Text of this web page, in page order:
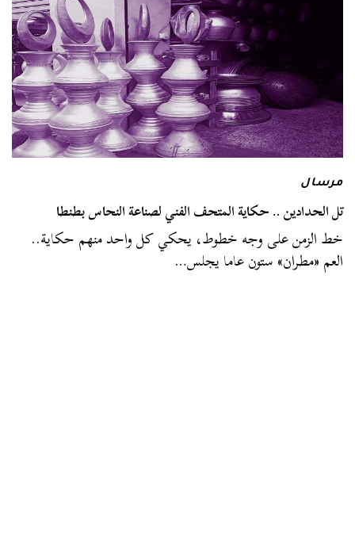
مرسال
تل الحدادين .. حكاية المتحف الفني لصناعة النحاس بطنطا
خط الزمن على وجه خطوط، يحكي كل واحد منهم حكاية..
العم «مطران» ستون عاما يجلس…